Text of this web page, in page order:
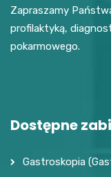
Zapraszamy
profilaktyką,
pokarmowego.
Dostępne
Gastroskopia